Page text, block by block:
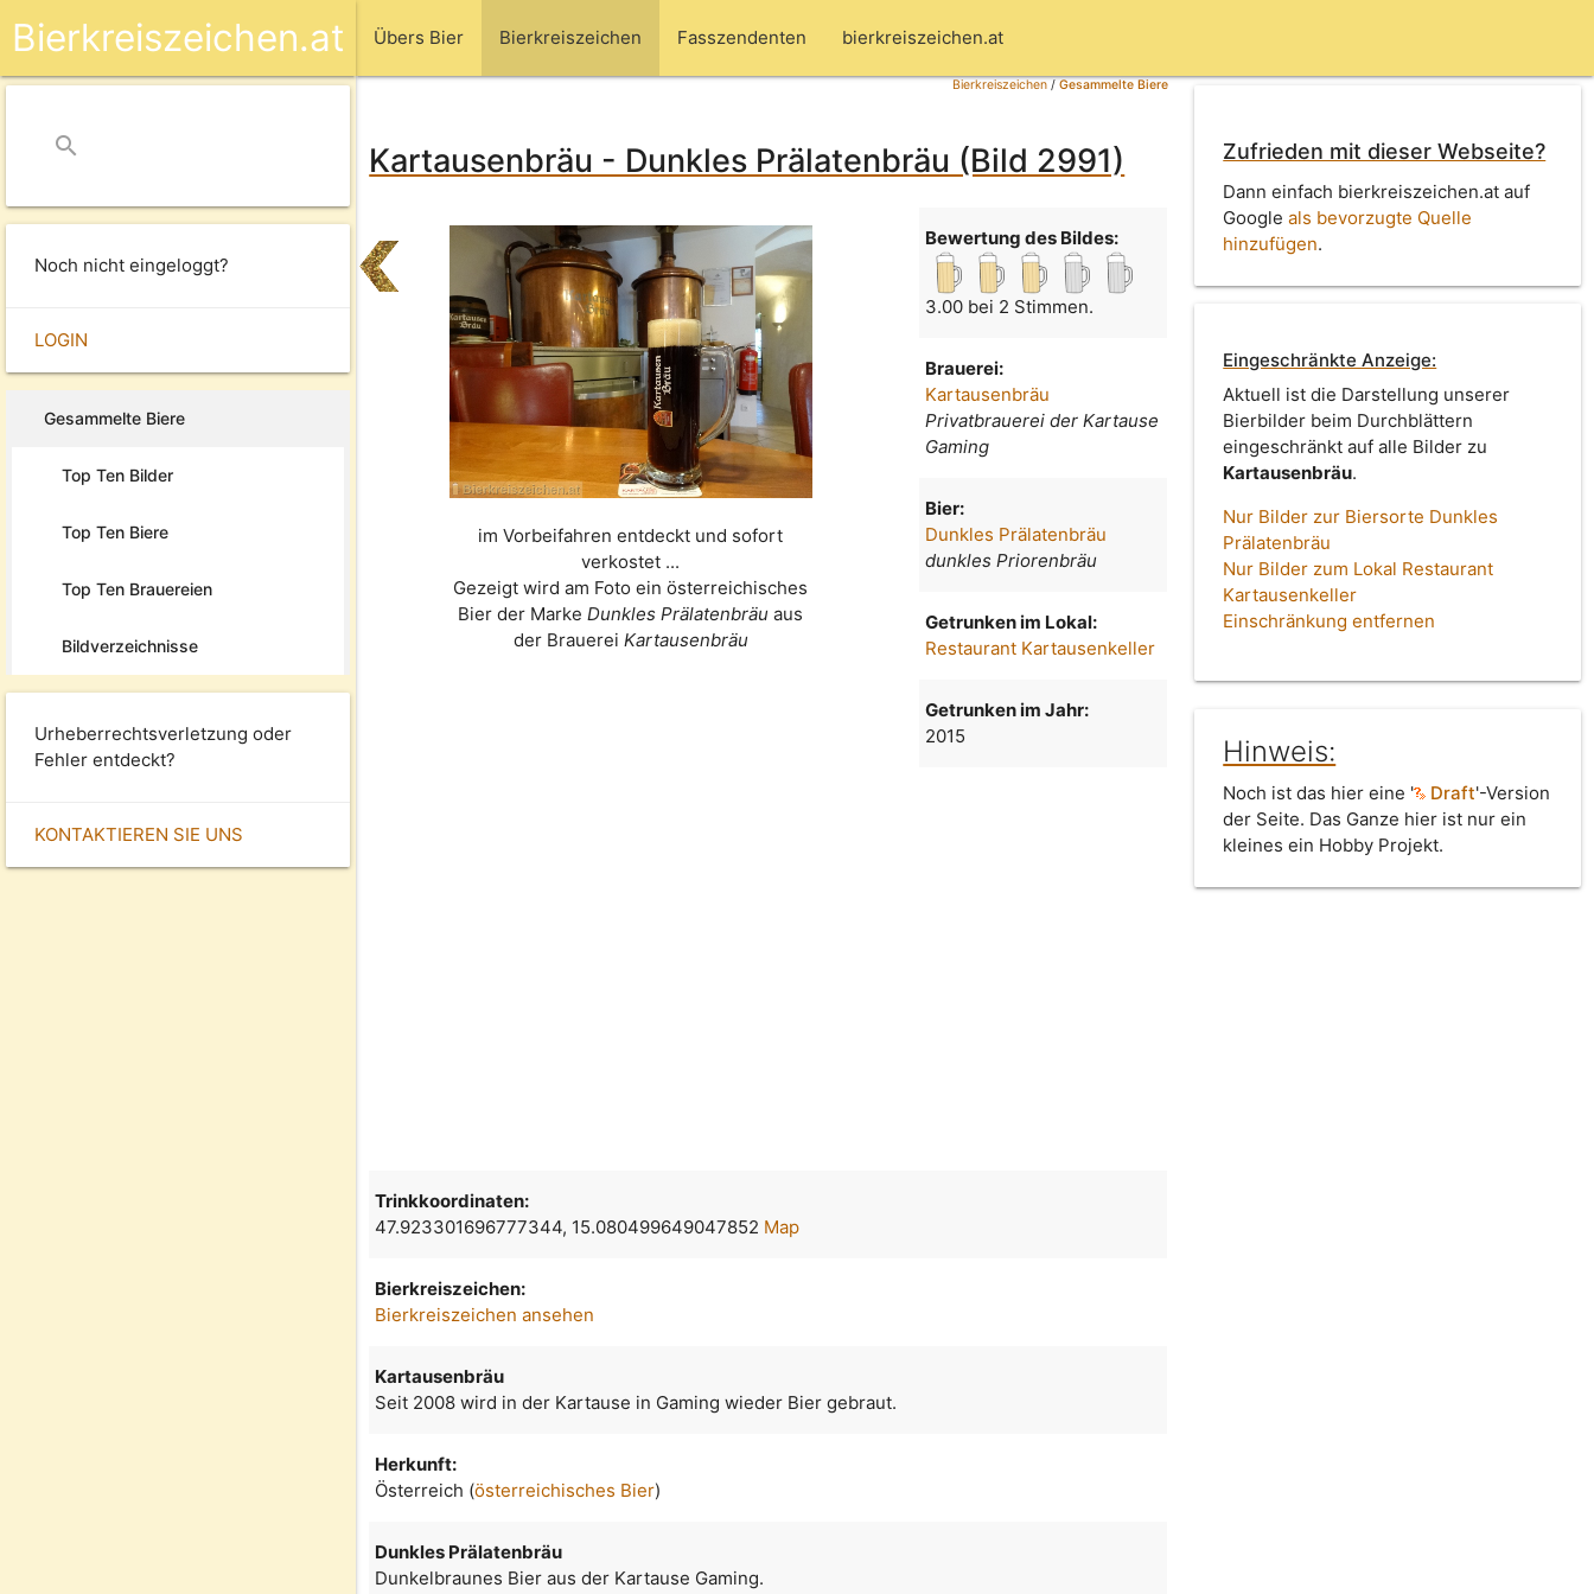
Übers Bier Bierkreiszeichen Fasszendenten bierkreiszeichen.at
Bierkreiszeichen.at
search
Noch nicht eingeloggt?
LOGIN
Gesammelte Biere
Top Ten Bilder
Top Ten Biere
Top Ten Brauereien
Bildverzeichnisse
Urheberrechtsverletzung oder
Fehler entdeckt?
KONTAKTIEREN SIE UNS
Bierkreiszeichen/Gesammelte Biere
Kartausenbräu - Dunkles Prälatenbräu (Bild 2991)
im Vorbeifahren entdeckt und sofort
verkostet ...
Gezeigt wird am Foto ein österreichisches
Bier der MarkeDunkles Prälatenbräu aus
der Brauerei Kartausenbräu
Bewertung des Bildes:
3.00 bei 2 Stimmen.
Brauerei:
Kartausenbräu
Privatbrauerei der Kartause
Gaming
Bier:
Dunkles Prälatenbräu
dunkles Priorenbräu
Getrunken im Lokal:
Restaurant Kartausenkeller
Getrunken im Jahr:
2015
Zufrieden mit dieser Webseite?
Dann einfach bierkreiszeichen.at auf
Googleals bevorzugte Quelle
hinzufügen.
Eingeschränkte Anzeige:
Aktuell ist die Darstellung unserer
Bierbilder beim Durchblättern
eingeschränkt auf alle Bilder zu
Kartausenbräu.
Nur Bilder zur Biersorte Dunkles
Prälatenbräu
Nur Bilder zum Lokal Restaurant
Kartausenkeller
Einschränkung entfernen
Hinweis:
Noch ist das hier eine ' Draft'-Version
der Seite. Das Ganze hier ist nur ein
kleines ein Hobby Projekt.
Trinkkoordinaten:
47.923301696777344, 15.080499649047852 Map
Bierkreiszeichen:
Bierkreiszeichen ansehen
Kartausenbräu
Seit 2008 wird in der Kartause in Gaming wieder Bier gebraut.
Herkunft:
Österreich (österreichisches Bier)
Dunkles Prälatenbräu
Dunkelbraunes Bier aus der Kartause Gaming.